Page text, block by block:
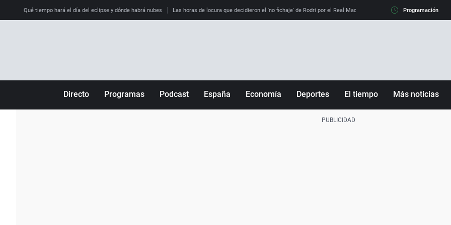
Qué tiempo hará el día del eclipse y dónde habrá nubes Las horas de locura que decidieron el 'no fichaje' de Rodri por el Real Madrid y su 'sí' al Barça La llamada
Programación
Directo Programas Podcast España Economía Deportes El tiempo Más noticias